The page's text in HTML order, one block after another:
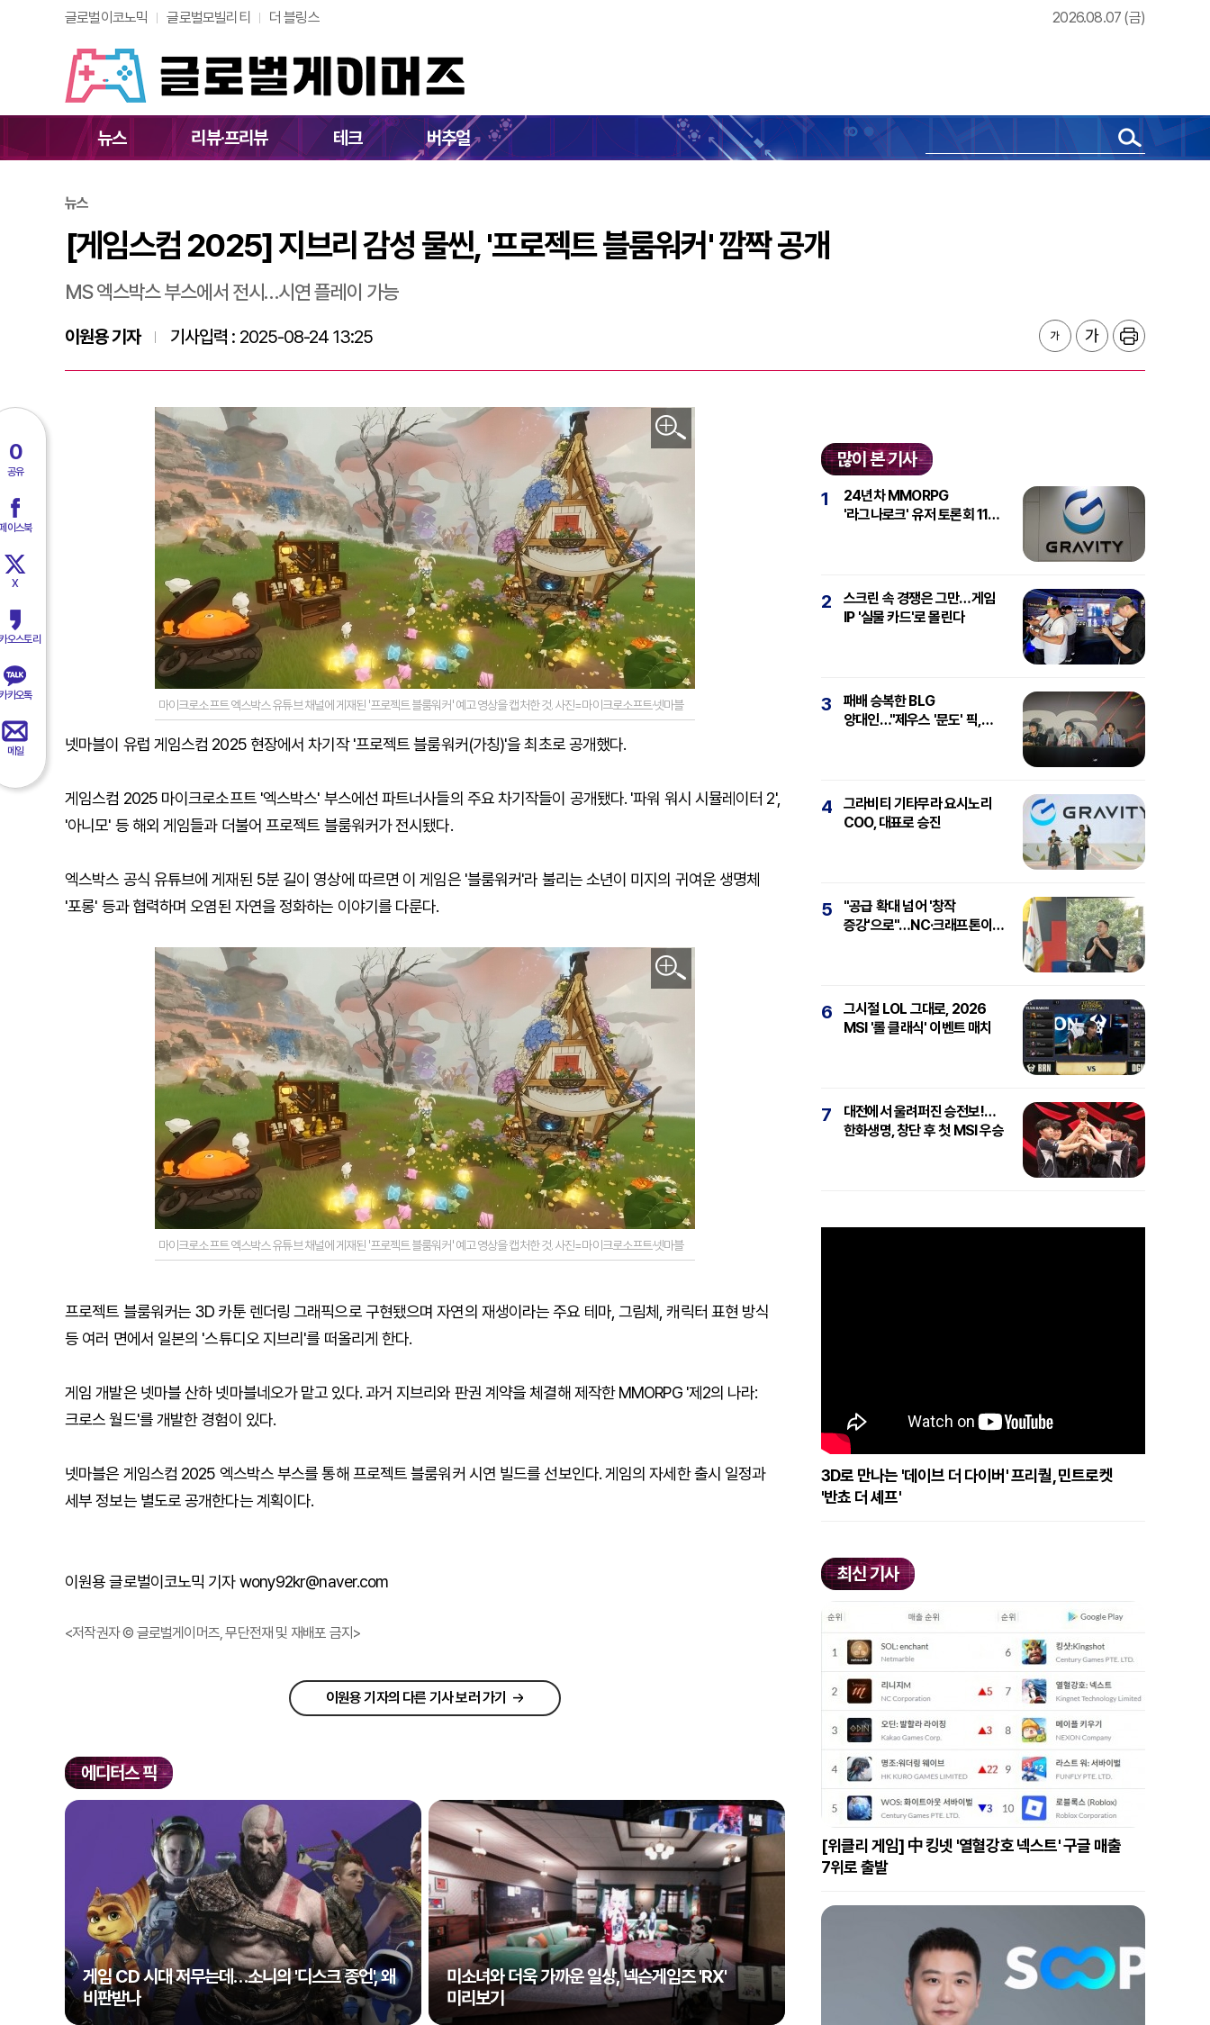
글로벌이코노믹 글로벌모빌리티 더 블링스 2026.08.07 (금)
뉴스 리뷰·프리뷰 테크 버추얼
[게임스컴 2025] 지브리 감성 물씬, '프로젝트 블룸워커' 깜짝 공개
0
공유
이스북
X
오스토리
카오톡
메일
뉴스
[게임스컴 2025] 지브리 감성 물씬, '프로젝트 블룸워커' 깜짝 공개
MS 엑스박스 부스에서 전시…시연 플레이 가능
이원용 기자 기사입력 : 2025-08-24 13:25
마이크로소프트 엑스박스 유튜브 채널에 게재된 '프로젝트 블룸워커' 예고 영상을 캡처한 것. 사진=마이크로소프트·넷마블
넷마블이 유럽 게임스컴 2025 현장에서 차기작 '프로젝트 블룸워커(가칭)'을 최초로 공개했다.
게임스컴 2025 마이크로소프트 '엑스박스' 부스에선 파트너사들의 주요 차기작들이 공개됐다. '파워 워시 시뮬레이터 2',
'아니모' 등 해외 게임들과 더불어 프로젝트 블룸워커가 전시됐다.
엑스박스 공식 유튜브에 게재된 5분 길이 영상에 따르면 이 게임은 '블룸워커'라 불리는 소년이 미지의 귀여운 생명체
'포롱' 등과 협력하며 오염된 자연을 정화하는 이야기를 다룬다.
마이크로소프트 엑스박스 유튜브 채널에 게재된 '프로젝트 블룸워커' 예고 영상을 캡처한 것. 사진=마이크로소프트·넷마블
프로젝트 블룸워커는 3D 카툰 렌더링 그래픽으로 구현됐으며 자연의 재생이라는 주요 테마, 그림체, 캐릭터 표현 방식
등 여러 면에서 일본의 '스튜디오 지브리'를 떠올리게 한다.
게임 개발은 넷마블 산하 넷마블네오가 맡고 있다. 과거 지브리와 판권 계약을 체결해 제작한 MMORPG '제2의 나라:
크로스 월드'를 개발한 경험이 있다.
넷마블은 게임스컴 2025 엑스박스 부스를 통해 프로젝트 블룸워커 시연 빌드를 선보인다. 게임의 자세한 출시 일정과
세부 정보는 별도로 공개한다는 계획이다.
이원용 글로벌이코노믹 기자 wony92kr@naver.com
<저작권자 © 글로벌게이머즈, 무단전재 및 재배포 금지>
이원용 기자의 다른 기사 보러 가기
에디터스 픽
게임 CD 시대 저무는데…소니의 '디스크 종언', 왜
비판받나
미소녀와 더욱 가까운 일상, 넥슨게임즈 'RX'
미리보기
많이 본 기사
1
24년차 MMORPG
'라그나로크' 유저 토론회 11일
2
스크린 속 경쟁은 그만…게임
IP '실물 카드'로 몰린다
3
패배 승복한 BLG
양대인…"제우스 '문도' 픽,
4
그라비티 기타무라 요시노리
COO, 대표로 승진
5
"공급 확대 넘어 '창작
증강'으로"…NC·크래프톤이
6
그시절 LOL 그대로, 2026
MSI '롤 클래식' 이벤트 매치
7
대전에서 울려퍼진 승전보!…
한화생명, 창단 후 첫 MSI 우승
3D로 만나는 '데이브 더 다이버' 프리퀄, 민트로켓
'반쵸 더 셰프'
최신 기사
[위클리 게임] 中 킹넷 '열혈강호 넥스트' 구글 매출
7위로 출발